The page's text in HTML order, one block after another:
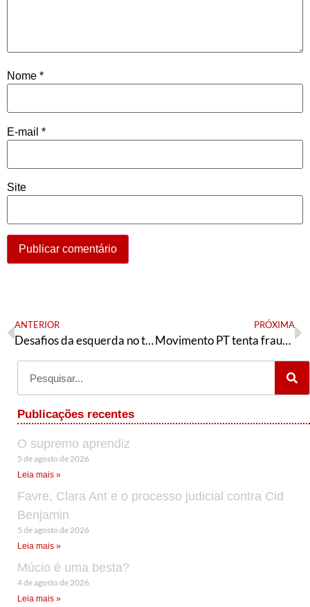
Nome *
E-mail *
Site
ANTERIOR
Desafios da esquerda no tema da Segurança Pública
PRÓXIMA
Movimento PT tenta fraudar encontro de Meio Ambiente do PT no Ceará
Publicações recentes
O supremo aprendiz
5 de agosto de 2026
Leia mais »
Favre, Clara Ant e o processo judicial contra Cid
Benjamin
5 de agosto de 2026
Leia mais »
Múcio é uma besta?
4 de agosto de 2026
Leia mais »